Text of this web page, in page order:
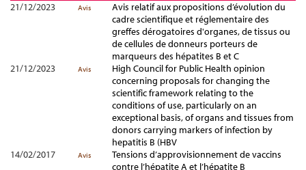
21/12/2023
Avis
Avis relatif aux propositions d’évolution du
cadre scientifique et réglementaire des
greffes dérogatoires d'organes, de tissus ou
de cellules de donneurs porteurs de
marqueurs des hépatites B et C
21/12/2023
Avis
High Council for Public Health opinion
concerning proposals for changing the
scientific framework relating to the
conditions of use, particularly on an
exceptional basis, of organs and tissues from
donors carrying markers of infection by
hepatitis B (HBV
14/02/2017
Avis
Tensions d’approvisionnement de vaccins
contre l’hépatite A et l’hépatite B